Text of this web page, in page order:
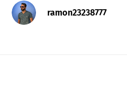
ramon23238777